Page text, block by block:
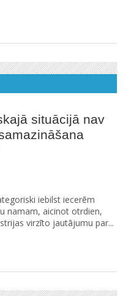
situācijā nav
iebilst iecerēm
namam, aicinot otrdien,
virzīto jautājumu par...